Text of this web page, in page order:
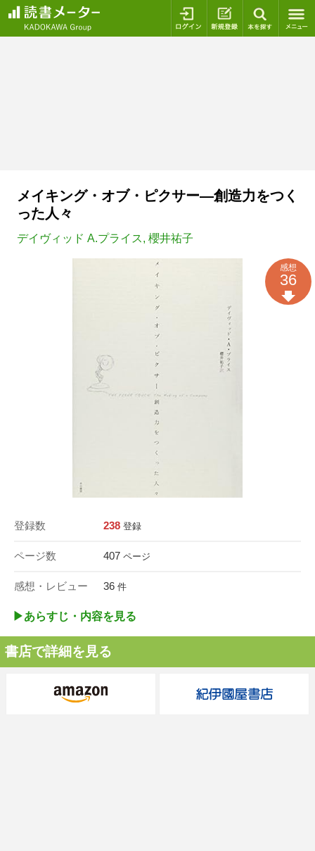
ログイン 新規登録
メイキング・オブ・ピクサー―創造力をつく
った人々
デイヴィッド A.プライス, 櫻井祐子
登録数 238 登録
ページ数 407 ページ
感想・レビュー 36 件
感想
36
▶︎あらすじ・内容を見る
書店で詳細を見る